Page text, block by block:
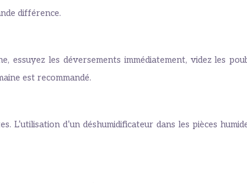
différence.
les déversements immédiatement, videz les
est recommandé.
d’un déshumidificateur dans les pièces